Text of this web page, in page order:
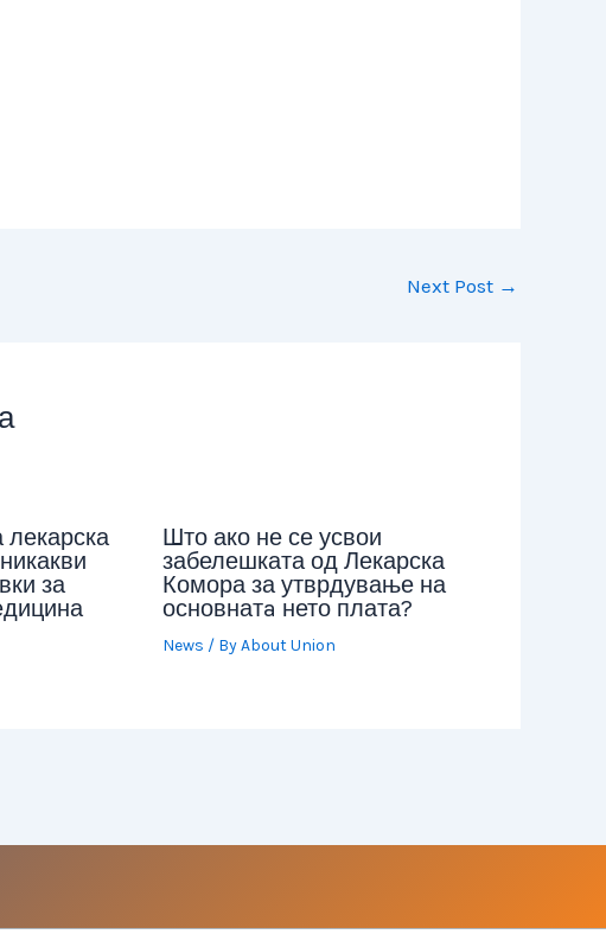
Next Post →
лекарска
за
Што ако не се усвои
забелешката од Лекарска
Комора за утврдување на
основнатa нето плата?
News / ByAbout Union